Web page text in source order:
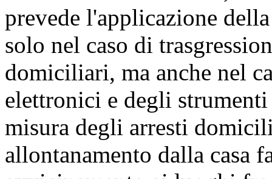
prevede l'applicazione
solo nel caso di
domiciliari, ma anche nel
elettronici e degli
misura degli arresti
allontanamento dalla casa